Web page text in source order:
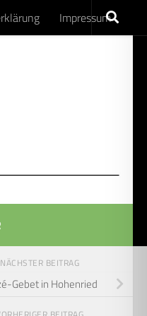
Impressum
NÄCHSTER BEITRAG
Gebet in Hohenried